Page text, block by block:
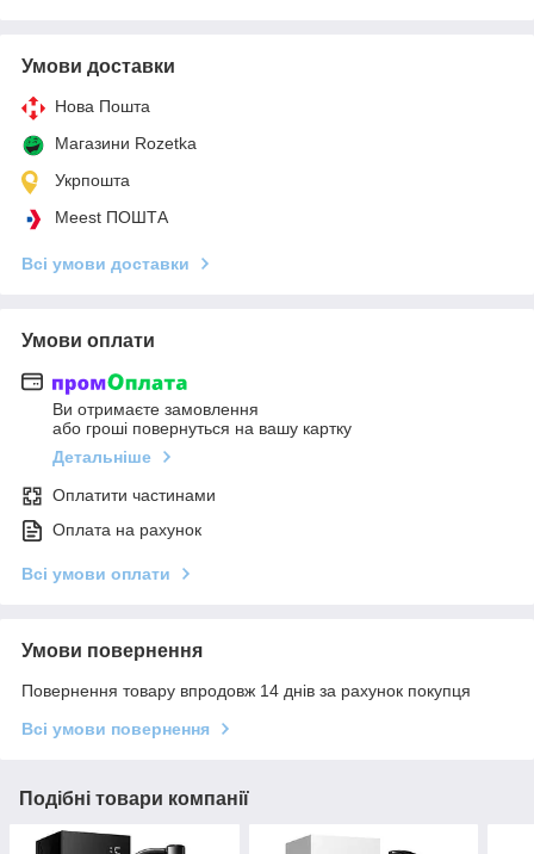
Умови доставки
Нова Пошта
Магазини Rozetka
Укрпошта
Meest ПОШТА
Всі умови доставки
Умови оплати
Ви отримаєте замовлення
або гроші повернуться на вашу картку
Детальніше
Оплатити частинами
Оплата на рахунок
Всі умови оплати
Умови повернення
Повернення товару впродовж 14 днів за рахунок покупця
Всі умови повернення
Подібні товари компанії